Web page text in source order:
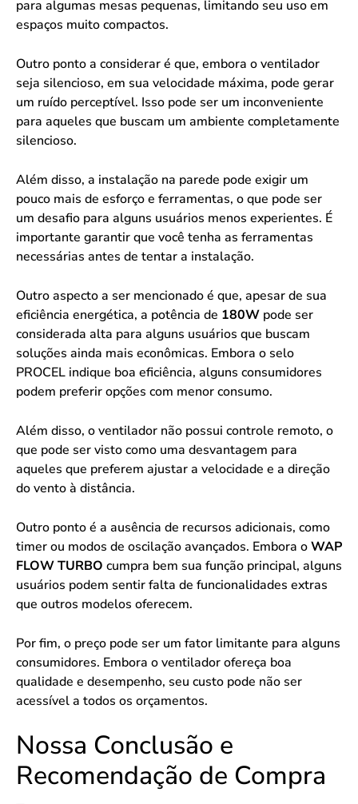
para algumas mesas pequenas, limitando seu uso em
espaços muito compactos.
Outro ponto a considerar é que, embora o ventilador
seja silencioso, em sua velocidade máxima, pode gerar
um ruído perceptível. Isso pode ser um inconveniente
para aqueles que buscam um ambiente completamente
silencioso.
Além disso, a instalação na parede pode exigir um
pouco mais de esforço e ferramentas, o que pode ser
um desafio para alguns usuários menos experientes. É
importante garantir que você tenha as ferramentas
necessárias antes de tentar a instalação.
Outro aspecto a ser mencionado é que, apesar de sua
eficiência energética, a potência de 180W pode ser
considerada alta para alguns usuários que buscam
soluções ainda mais econômicas. Embora o selo
PROCEL indique boa eficiência, alguns consumidores
podem preferir opções com menor consumo.
Além disso, o ventilador não possui controle remoto, o
que pode ser visto como uma desvantagem para
aqueles que preferem ajustar a velocidade e a direção
do vento à distância.
Outro ponto é a ausência de recursos adicionais, como
timer ou modos de oscilação avançados. Embora oWAP
FLOW TURBO cumpra bem sua função principal, alguns
usuários podem sentir falta de funcionalidades extras
que outros modelos oferecem.
Por fim, o preço pode ser um fator limitante para alguns
consumidores. Embora o ventilador ofereça boa
qualidade e desempenho, seu custo pode não ser
acessível a todos os orçamentos.
Nossa Conclusão e
Recomendação de Compra